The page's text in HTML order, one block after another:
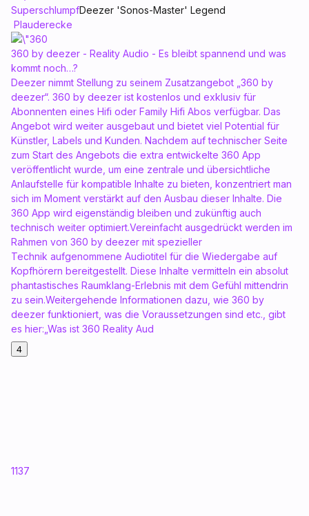
SuperschlumpfDeezer 'Sonos-Master' Legend
Plauderecke
360 by deezer - Reality Audio - Es bleibt spannend und was
kommt noch…?
Deezer nimmt Stellung zu seinem Zusatzangebot „360 by
deezer“. 360 by deezer ist kostenlos und exklusiv für
Abonnenten eines Hifi oder Family Hifi Abos verfügbar. Das
Angebot wird weiter ausgebaut und bietet viel Potential für
Künstler, Labels und Kunden. Nachdem auf technischer Seite
zum Start des Angebots die extra entwickelte 360 App
veröffentlicht wurde, um eine zentrale und übersichtliche
Anlaufstelle für kompatible Inhalte zu bieten, konzentriert man
sich im Moment verstärkt auf den Ausbau dieser Inhalte. Die
360 App wird eigenständig bleiben und zukünftig auch
technisch weiter optimiert.Vereinfacht ausgedrückt werden im
Rahmen von 360 by deezer mit spezieller
Technik aufgenommene Audiotitel für die Wiedergabe auf
Kopfhörern bereitgestellt. Diese Inhalte vermitteln ein absolut
phantastisches Raumklang-Erlebnis mit dem Gefühl mittendrin
zu sein.Weitergehende Informationen dazu, wie 360 by
deezer funktioniert, was die Voraussetzungen sind etc., gibt
es hier:„Was ist 360 Reality Aud
4
1137